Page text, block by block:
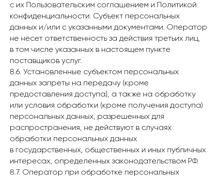
с их Пользовательским соглашением и Политикой
конфиденциальности. Субъект персональных
данных и/или с указанными документами. Оператор
не несет ответственность за действия третьих лиц,
в том числе указанных в настоящем пункте
поставщиков услуг.
8.6. Установленные субъектом персональных
данных запреты на передачу (кроме
предоставления доступа), а также на обработку
или условия обработки (кроме получения доступа)
персональных данных, разрешенных для
распространения, не действуют в случаях
обработки персональных данных
в государственных, общественных и иных публичных
интересах, определенных законодательством РФ.
8.7. Оператор при обработке персональных